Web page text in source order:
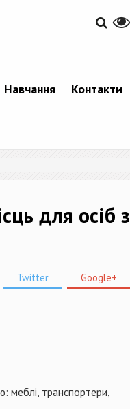
Навчання Контакти
для осіб з
Twitter Google+
меблі, транспортери,